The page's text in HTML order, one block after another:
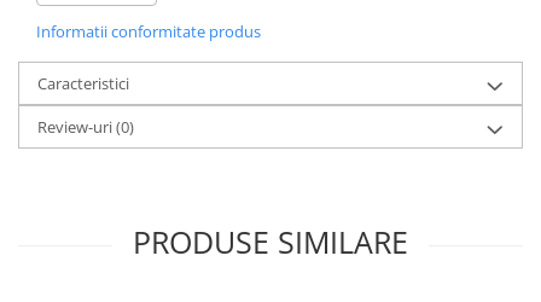
-perfectă pentru sezonul estival
-confortabilă și ușor de purtat
COMPOZITIE:
55% CÂNEPĂ
45% BUMBAC ORGANIC
Informatii conformitate produs
Caracteristici
Review-uri(0)
PRODUSE SIMILARE